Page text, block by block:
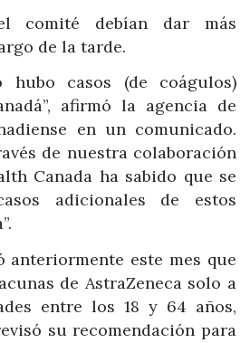
comité debían dar más
de la tarde.
hubo casos (de coágulos)
afirmó la agencia de
en un comunicado.
de nuestra colaboración
Canada ha sabido que se
adicionales de estos
este mes que
de AstraZeneca solo a
entre los 18 y 64 años,
su recomendación para